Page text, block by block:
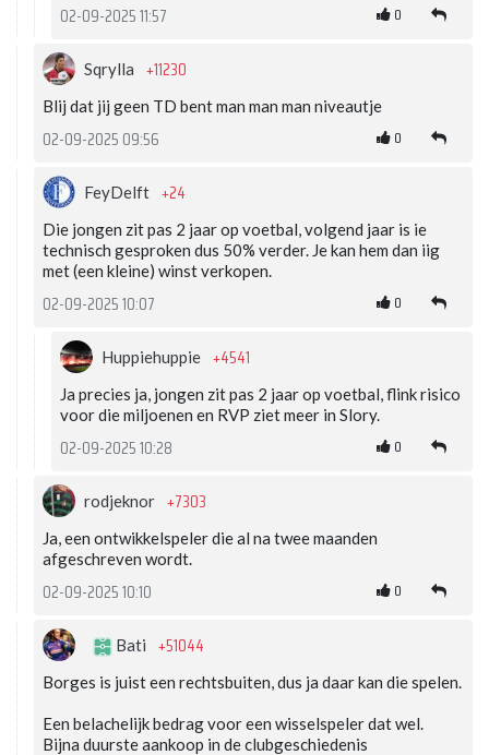
02-09-2025 11:57 0
Sqrylla +11230
Blij dat jij geen TD bent man man man niveautje
02-09-2025 09:56 0
FeyDelft +24
Die jongen zit pas 2 jaar op voetbal, volgend jaar is ie
technisch gesproken dus 50% verder. Je kan hem dan iig
met (een kleine) winst verkopen.
02-09-2025 10:07 0
Huppiehuppie +4541
Ja precies ja, jongen zit pas 2 jaar op voetbal, flink risico
voor die miljoenen en RVP ziet meer in Slory.
02-09-2025 10:28 0
rodjeknor +7303
Ja, een ontwikkelspeler die al na twee maanden
afgeschreven wordt.
02-09-2025 10:10 0
Bati +51044
Borges is juist een rechtsbuiten, dus ja daar kan die spelen.
Een belachelijk bedrag voor een wisselspeler dat wel.
Bijna duurste aankoop in de clubgeschiedenis